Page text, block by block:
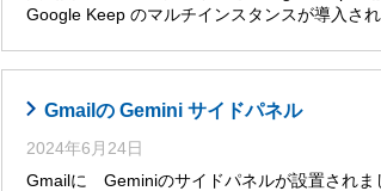
Google Keep のマルチインスタンスが導入さ
Gmailの Gemini サイドパネル
2024年6月24日
Gmailに Geminiのサイドパネルが設置されま